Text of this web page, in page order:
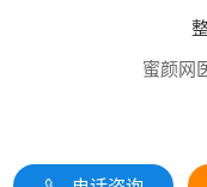
蜜颜网